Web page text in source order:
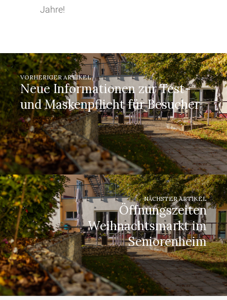
Jahre!
VORHERIGER ARTIKEL
Neue Informationen zur Test-
und Maskenpflicht für Besucher
NÄCHSTER ARTIKEL
Öffnungszeiten
Weihnachtsmarkt im
Seniorenheim